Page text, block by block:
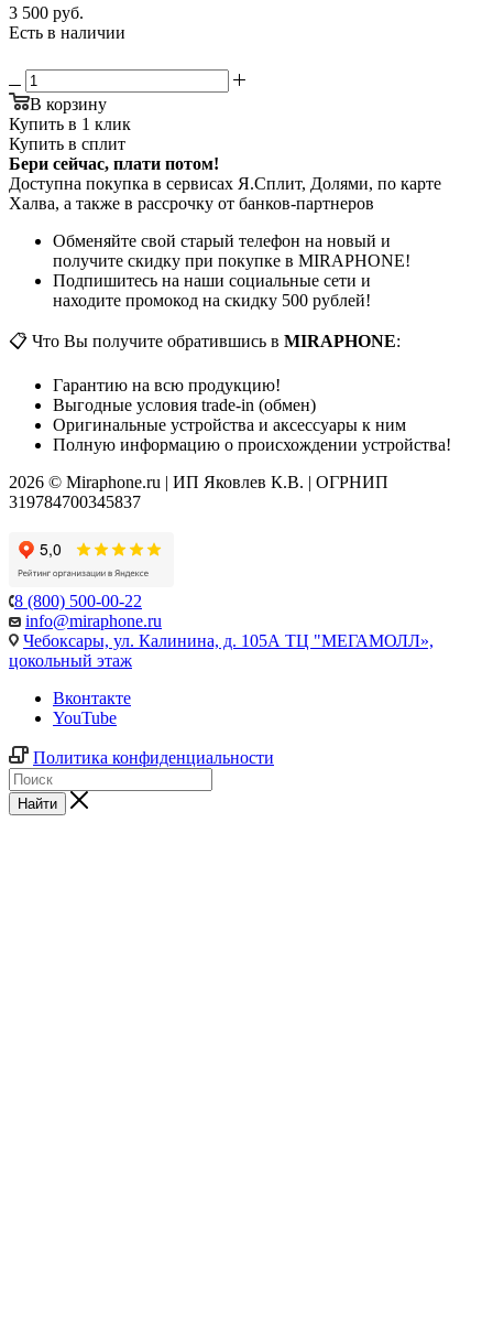
3 500 руб.
Есть в наличии
В корзину
Купить в 1 клик
Купить в сплит
Бери сейчас, плати потом!
Доступна покупка в сервисах Я.Сплит, Долями, по карте
Халва, а также в рассрочку от банков-партнеров
Обменяйте свой старый телефон на новый и
получите скидку при покупке в MIRAPHONE!
Подпишитесь на наши социальные сети и
находите промокод на скидку 500 рублей!
📋 Что Вы получите обратившись в MIRAPHONE:
Гарантию на всю продукцию!
Выгодные условия trade-in (обмен)
Оригинальные устройства и аксессуары к ним
Полную информацию о происхождении устройства!
2026 © Miraphone.ru | ИП Яковлев К.В. | ОГРНИП
319784700345837
8 (800) 500-00-22
info@miraphone.ru
Чебоксары, ул. Калинина, д. 105А ТЦ "МЕГАМОЛЛ»,
цокольный этаж
Вконтакте
YouTube
Политика конфиденциальности
Найти